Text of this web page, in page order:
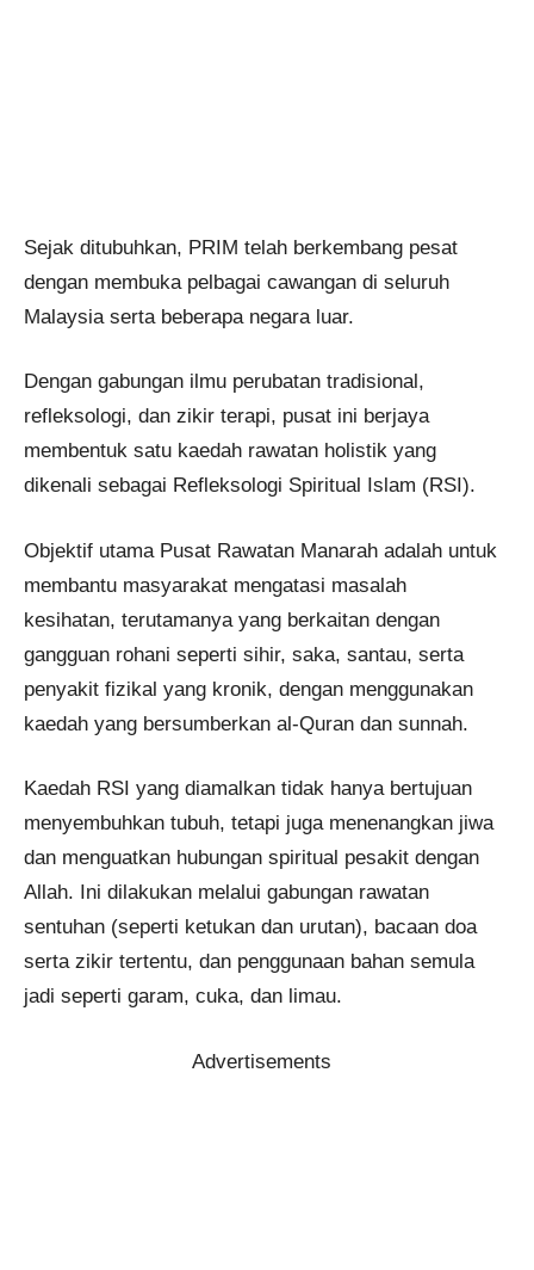
Sejak ditubuhkan, PRIM telah berkembang pesat
dengan membuka pelbagai cawangan di seluruh
Malaysia serta beberapa negara luar.
Dengan gabungan ilmu perubatan tradisional,
refleksologi, dan zikir terapi, pusat ini berjaya
membentuk satu kaedah rawatan holistik yang
dikenali sebagai Refleksologi Spiritual Islam (RSI).
Objektif utama Pusat Rawatan Manarah adalah untuk
membantu masyarakat mengatasi masalah
kesihatan, terutamanya yang berkaitan dengan
gangguan rohani seperti sihir, saka, santau, serta
penyakit fizikal yang kronik, dengan menggunakan
kaedah yang bersumberkan al-Quran dan sunnah.
Kaedah RSI yang diamalkan tidak hanya bertujuan
menyembuhkan tubuh, tetapi juga menenangkan jiwa
dan menguatkan hubungan spiritual pesakit dengan
Allah. Ini dilakukan melalui gabungan rawatan
sentuhan (seperti ketukan dan urutan), bacaan doa
serta zikir tertentu, dan penggunaan bahan semula
jadi seperti garam, cuka, dan limau.
Advertisements